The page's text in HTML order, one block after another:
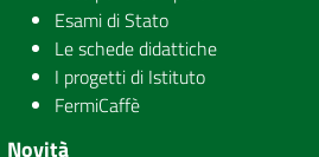
Esami di Stato
Le schede didattiche
I progetti di Istituto
FermiCaffè
Novità